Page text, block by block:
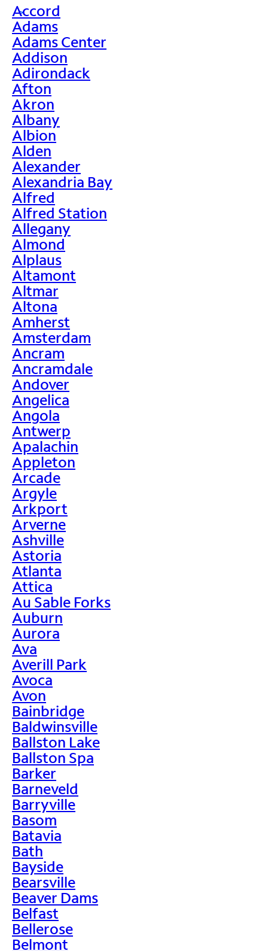
>
Accord
Adams
Adams Center
Addison
Adirondack
Afton
Akron
Albany
Albion
Alden
Alexander
Alexandria Bay
Alfred
Alfred Station
Allegany
Almond
Alplaus
Altamont
Altmar
Altona
Amherst
Amsterdam
Ancram
Ancramdale
Andover
Angelica
Angola
Antwerp
Apalachin
Appleton
Arcade
Argyle
Arkport
Arverne
Ashville
Astoria
Atlanta
Attica
Au Sable Forks
Auburn
Aurora
Ava
Averill Park
Avoca
Avon
Bainbridge
Baldwinsville
Ballston Lake
Ballston Spa
Barker
Barneveld
Barryville
Basom
Batavia
Bath
Bayside
Bearsville
Beaver Dams
Belfast
Bellerose
Belmont